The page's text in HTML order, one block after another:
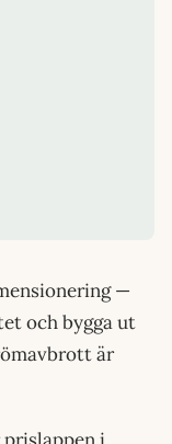
—
och bygga ut
är